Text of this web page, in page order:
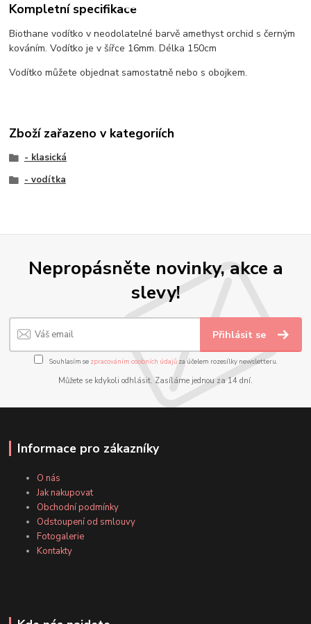
Kompletní specifikace
Biothane vodítko v neodolatelné barvě amethyst orchid s černým
kováním. Vodítko je v šířce 16mm. Délka 150cm
Vodítko můžete objednat samostatně nebo s obojkem.
Zboží zařazeno v kategoriích
- klasická
- vodítka
Nepropásněte novinky, akce a
slevy!
Přihlásit se
Souhlasím se zpracováním osobních údajůza účelem rozesílky newsletteru.
Můžete se kdykoli odhlásit. Zasíláme jednou za 14 dní.
Informace pro zákazníky
O nás
Jak nakupovat
Obchodní podmínky
Odstoupení od smlouvy
Fotogalerie
Kontakty